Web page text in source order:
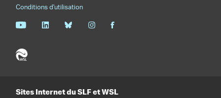
Conditions d'utilisation
Sites Internet du SLF et WSL